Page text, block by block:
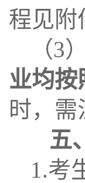
程见附
（3
业均按
时，
五
1.考